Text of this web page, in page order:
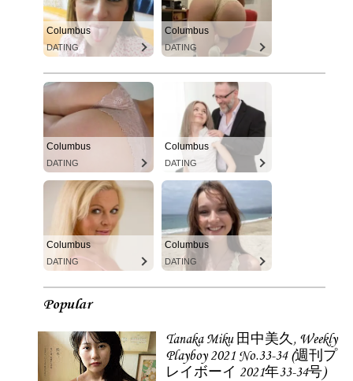
Columbus
DATING
Columbus
DATING
Columbus
DATING
Columbus
DATING
Columbus
DATING
Columbus
DATING
Popular
Tanaka Miku 田中美久, Weekly
Playboy 2021 No.33-34 (週刊プ
レイボーイ 2021年33-34号)